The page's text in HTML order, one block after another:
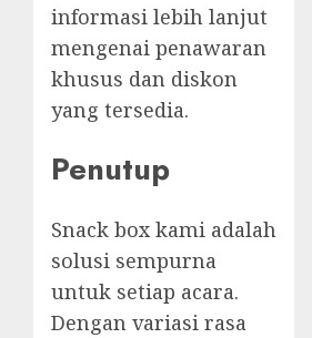
informasi lebih lanjut
mengenai penawaran
khusus dan diskon
yang tersedia.
Penutup
Snack box kami adalah
solusi sempurna
untuk setiap acara.
Dengan variasi rasa